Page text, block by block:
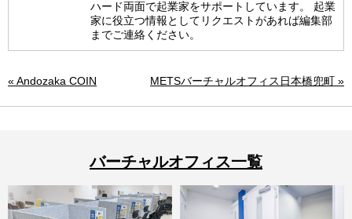
ハード両面で起業家をサポートしています。 起業
家に役立つ情報としてリクエストがあれば編集部
までご連絡ください。
« Andozaka COIN METSバーチャルオフィス日本橋兜町 »
バーチャルオフィス一覧